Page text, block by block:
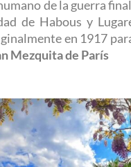
de la guerra
de Habous y
en 1917
Mezquita de París